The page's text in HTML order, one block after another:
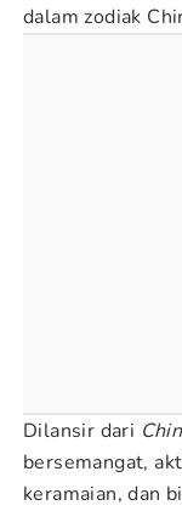
dalam zodiak
Dilansir dari
bersemangat,
keramaian, dan